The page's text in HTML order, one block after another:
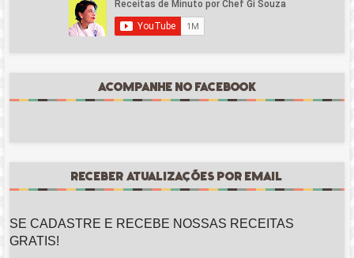
ACOMPANHE NO FACEBOOK
RECEBER ATUALIZAÇÕES POR EMAIL
SE CADASTRE E RECEBE NOSSAS RECEITAS
GRATIS!